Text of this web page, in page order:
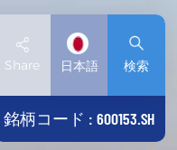
Share 日本語 検索
銘柄コード : 600153.SH